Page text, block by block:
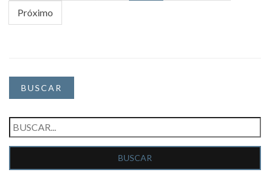
Próximo
BUSCAR